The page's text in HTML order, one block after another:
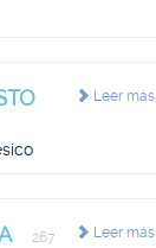
Leer más
Leer más
267